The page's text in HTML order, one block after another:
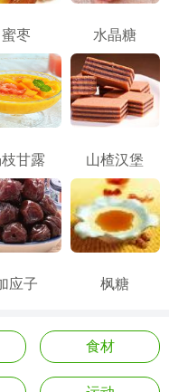
蜜枣 水晶糖
甘露 山楂汉堡
应子 枫糖
食材